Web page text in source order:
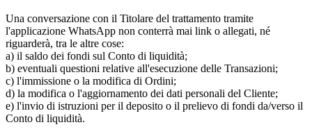
Una conversazione con il Titolare del trattamento tramite
l'applicazione WhatsApp non conterrà mai link o allegati, né
riguarderà, tra le altre cose:
a) il saldo dei fondi sul Conto di liquidità;
b) eventuali questioni relative all'esecuzione delle Transazioni;
c) l'immissione o la modifica di Ordini;
d) la modifica o l'aggiornamento dei dati personali del Cliente;
e) l'invio di istruzioni per il deposito o il prelievo di fondi da/verso il
Conto di liquidità.